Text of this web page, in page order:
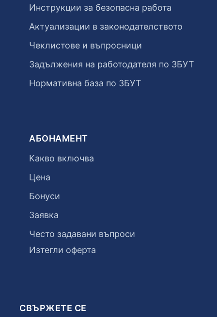
Инструкции за безопасна работа
Актуализации в законодателството
Чеклистове и въпросници
Задължения на работодателя по ЗБУТ
Нормативна база по ЗБУТ
АБОНАМЕНТ
Какво включва
Цена
Бонуси
Заявка
Често задавани въпроси
Изтегли оферта
СВЪРЖЕТЕ СЕ